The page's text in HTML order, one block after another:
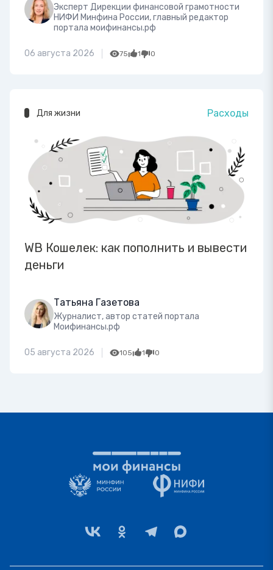
Эксперт Дирекции финансовой грамотности
НИФИ Минфина России, главный редактор
портала моифинансы.рф
06 августа 2026 75 1 0
Для жизни Расходы
WB Кошелек: как пополнить и вывести
деньги
Татьяна Газетова
Журналист, автор статей портала
Моифинансы.рф
05 августа 2026 105 1 0